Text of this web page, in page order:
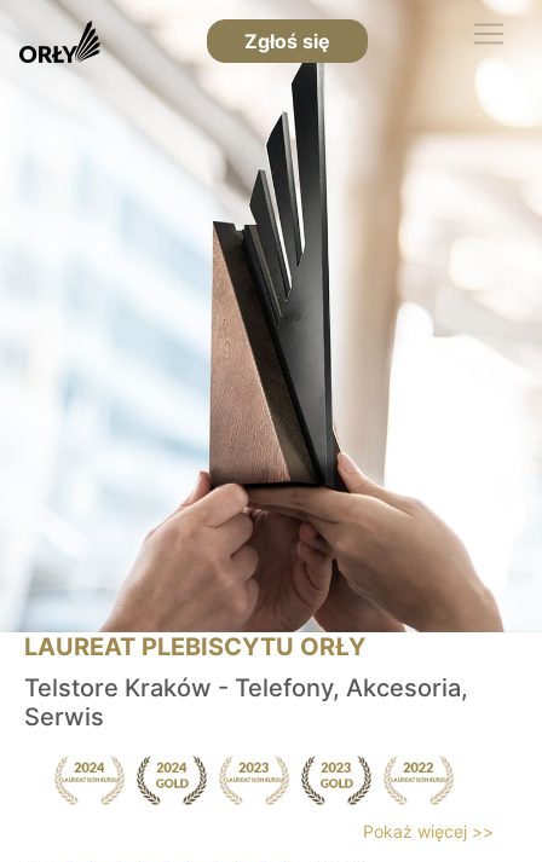
Zgłoś się
LAUREAT PLEBISCYTU ORŁY
Telstore Kraków - Telefony, Akcesoria,
Serwis
Pokaż więcej >>